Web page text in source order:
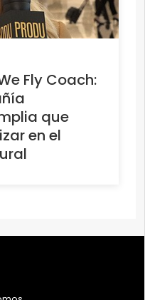
Fly Coach:
que
en el